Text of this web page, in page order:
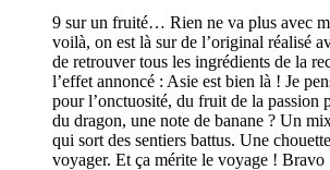
9 sur un fruité… Rien ne va plus avec
voilà, on est là sur de l’original réalisé
de retrouver tous les ingrédients de la
l’effet annoncé : Asie est bien là ! Je
pour l’onctuosité, du fruit de la passion
du dragon, une note de banane ? Un
qui sort des sentiers battus. Une
voyager. Et ça mérite le voyage ! Bravo